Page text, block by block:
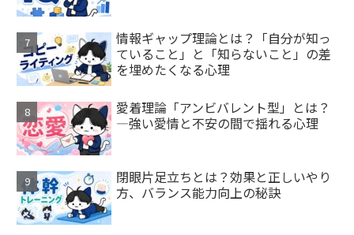
情報ギャップ理論とは？「自分が知っ
ていること」と「知らないこと」の差
を埋めたくなる心理
愛着理論「アンビバレント型」とは？
—強い愛情と不安の間で揺れる心理
閉眼片足立ちとは？効果と正しいやり
方、バランス能力向上の秘訣